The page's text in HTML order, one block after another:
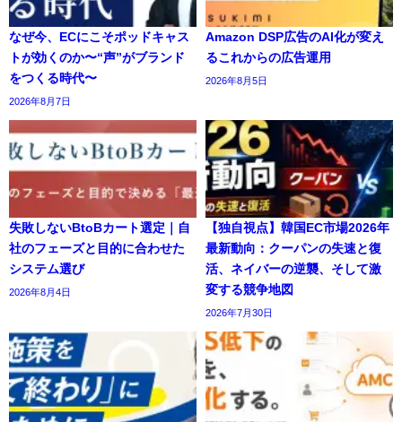
なぜ今、ECにこそポッドキャス
トが効くのか〜“声”がブランド
をつくる時代〜
2026年8月7日
Amazon DSP広告のAI化が変え
るこれからの広告運用
2026年8月5日
失敗しないBtoBカート選定｜自
社のフェーズと目的に合わせた
システム選び
2026年8月4日
【独自視点】韓国EC市場2026年
最新動向：クーパンの失速と復
活、ネイバーの逆襲、そして激
変する競争地図
2026年7月30日